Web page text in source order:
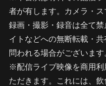
者が有します。カメラ・
録画・撮影・録音は全て
イトなどへの無断転載・
問われる場合がございます
※配信ライブ映像を商用利
ただきます。これには、